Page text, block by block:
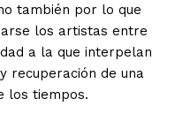
también por lo que
los artistas entre
a la que interpelan
recuperación de una
los tiempos.